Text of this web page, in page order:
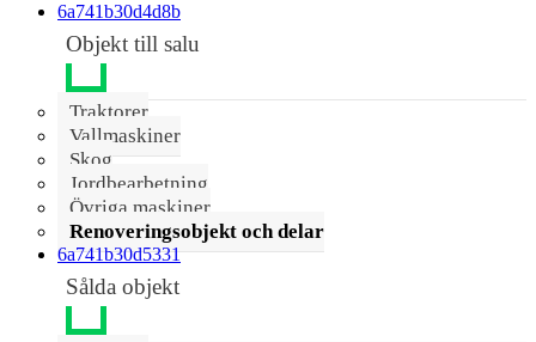
6a741b30d4d8b
Objekt till salu
Traktorer
Vallmaskiner
Skog
Jordbearbetning
Övriga maskiner
Renoveringsobjekt och delar
6a741b30d5331
Sålda objekt